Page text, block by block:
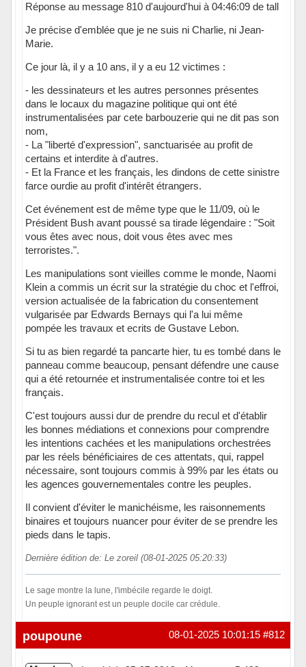
Réponse au message 810 d'aujourd'hui à 04:46:09 de tall
Je précise d'emblée que je ne suis ni Charlie, ni Jean-
Marie.
Ce jour là, il y a 10 ans, il y a eu 12 victimes :
- les dessinateurs et les autres personnes présentes
dans le locaux du magazine politique qui ont été
instrumentalisées par cete barbouzerie qui ne dit pas son
nom,
- La "liberté d'expression", sanctuarisée au profit de
certains et interdite à d'autres.
- Et la France et les français, les dindons de cette sinistre
farce ourdie au profit d'intérêt étrangers.
Cet événement est de même type que le 11/09, où le
Président Bush avant poussé sa tirade légendaire : "Soit
vous êtes avec nous, doit vous êtes avec mes
terroristes.".
Les manipulations sont vieilles comme le monde, Naomi
Klein a commis un écrit sur la stratégie du choc et l'effroi,
version actualisée de la fabrication du consentement
vulgarisée par Edwards Bernays qui l'a lui même
pompée les travaux et ecrits de Gustave Lebon.
Si tu as bien regardé ta pancarte hier, tu es tombé dans le
panneau comme beaucoup, pensant défendre une cause
qui a été retournée et instrumentalisée contre toi et les
français.
C'est toujours aussi dur de prendre du recul et d'établir
les bonnes médiations et connexions pour comprendre
les intentions cachées et les manipulations orchestrées
par les réels bénéficiaires de ces attentats, qui, rappel
nécessaire, sont toujours commis à 99% par les états ou
les agences gouvernementales contre les peuples.
Il convient d'éviter le manichéisme, les raisonnements
binaires et toujours nuancer pour éviter de se prendre les
pieds dans le tapis.
Dernière édition de: Le zoreil (08-01-2025 05:20:33)
Le sage montre la lune, l'imbécile regarde le doigt.
Un peuple ignorant est un peuple docile car crédule.
Hors ligne #812
08-01-2025 10:01:15
poupoune